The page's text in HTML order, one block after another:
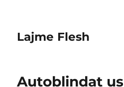
Lajme Flesh
Autoblindat